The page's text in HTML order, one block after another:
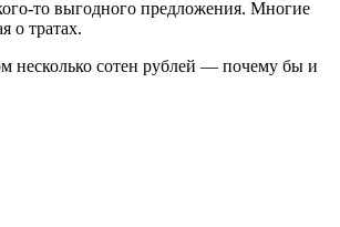
то выгодного предложения. Многие
о тратах.
несколько сотен рублей — почему бы и